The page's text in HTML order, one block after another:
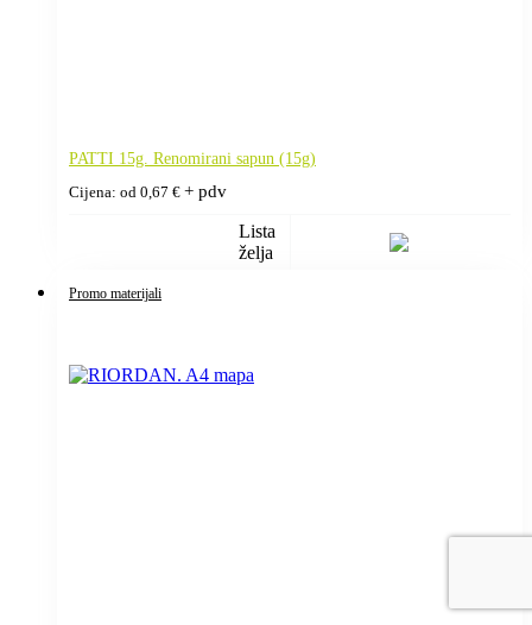
PATTI 15g. Renomirani sapun (15g)
Cijena: od 0,67 € + pdv
Lista
želja
Promo materijali